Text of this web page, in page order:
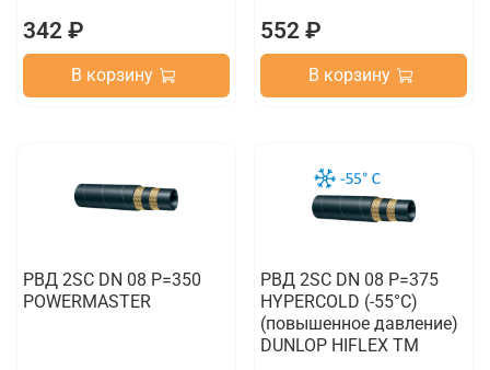
342 ₽
В корзину
552 ₽
В корзину
РВД 2SC DN 08 P=350
POWERMASTER
РВД 2SC DN 08 P=375
HYPERCOLD (-55°C)
(повышенное давление)
DUNLOP HIFLEX TM